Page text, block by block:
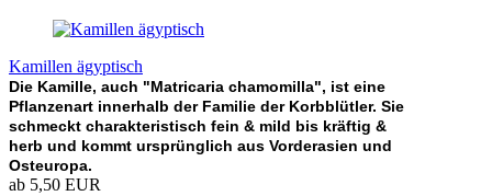
Kamillen ägyptisch
Die Kamille, auch "Matricaria chamomilla", ist eine
Pflanzenart innerhalb der Familie der Korbblütler. Sie
schmeckt charakteristisch fein & mild bis kräftig &
herb und kommt ursprünglich aus Vorderasien und
Osteuropa.
ab 5,50 EUR